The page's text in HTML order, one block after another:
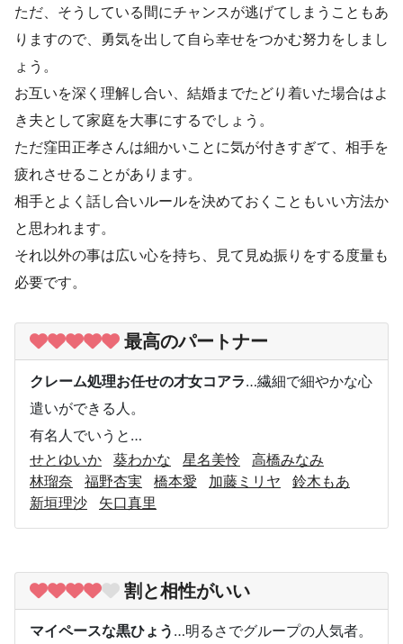
ただ、そうしている間にチャンスが逃げてしまうこともあ
りますので、勇気を出して自ら幸せをつかむ努力をしまし
ょう。
お互いを深く理解し合い、結婚までたどり着いた場合はよ
き夫として家庭を大事にするでしょう。
ただ窪田正孝さんは細かいことに気が付きすぎて、相手を
疲れさせることがあります。
相手とよく話し合いルールを決めておくこともいい方法か
と思われます。
それ以外の事は広い心を持ち、見て見ぬ振りをする度量も
必要です。
最高のパートナー
クレーム処理お任せの才女コアラ…繊細で細やかな心
遣いができる人。
有名人でいうと…
せとゆいか
葵わかな 星名美怜
高橋みなみ
林瑠奈
福野杏実 橋本愛 加藤ミリヤ
鈴木もあ
新垣理沙
矢口真里
割と相性がいい
マイペースな黒ひょう …明るさでグループの人気者。